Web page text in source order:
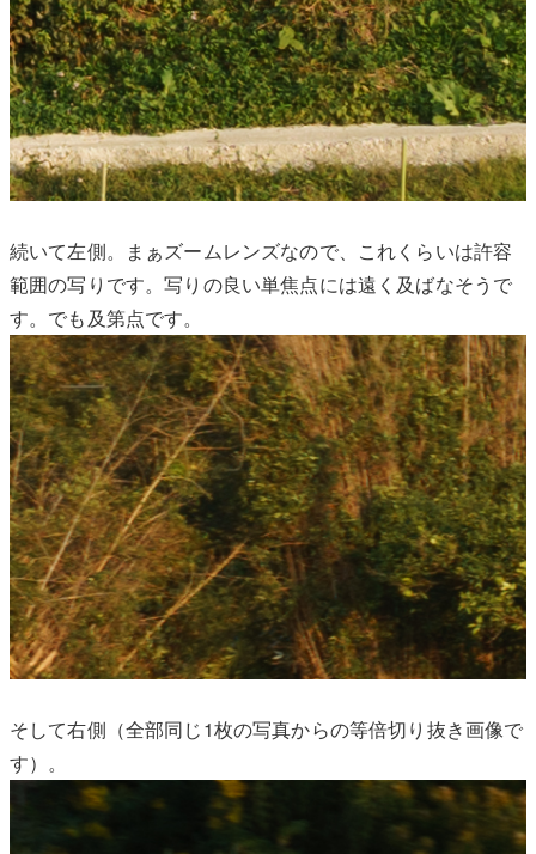
続いて左側。まぁズームレンズなので、これくらいは許容
範囲の写りです。写りの良い単焦点には遠く及ばなそうで
す。でも及第点です。
そして右側（全部同じ1枚の写真からの等倍切り抜き画像で
す）。